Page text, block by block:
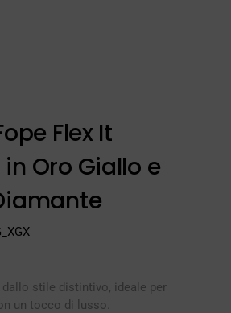
Flex It
Oro Giallo e
stile distintivo, ideale per
un tocco di lusso.